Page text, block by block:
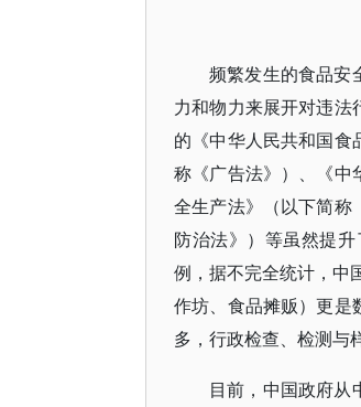
频繁发生的食品安
力和物力来展开对违法
的《中华人民共和国食
称《广告法》）、《中
全生产法》（以下简称
防治法》）等虽然提
例，据不完全统计，中
作坊、食品摊贩）更是
多，行政检查、检测与
目前，中国政府从